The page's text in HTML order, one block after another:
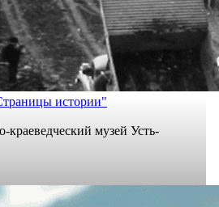
истории"
музей Усть-